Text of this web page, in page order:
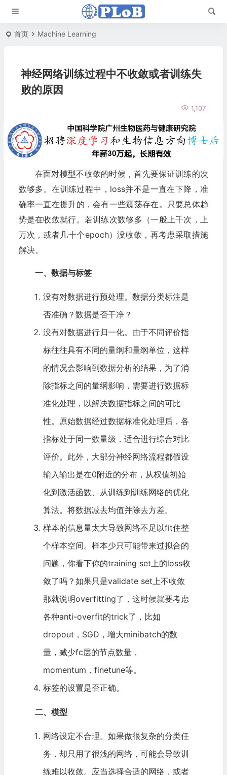
首页 Machine Learning
神经网络训练过程中不收敛或者训练失
败的原因
1,107
在面对模型不收敛的时候，首先要保证训练的次
数够多。在训练过程中，loss并不是一直在下降，准
确率一直在提升的，会有一些震荡存在。只要总体趋
势是在收敛就行。若训练次数够多（一般上千次，上
万次，或者几十个epoch）没收敛，再考虑采取措施
解决。
一、数据与标签
没有对数据进行预处理。数据分类标注是
否准确？数据是否干净？
没有对数据进行归一化。由于不同评价指
标往往具有不同的量纲和量纲单位，这样
的情况会影响到数据分析的结果，为了消
除指标之间的量纲影响，需要进行数据标
准化处理，以解决数据指标之间的可比
性。原始数据经过数据标准化处理后，各
指标处于同一数量级，适合进行综合对比
评价。此外，大部分神经网络流程都假设
输入输出是在0附近的分布，从权值初始
化到激活函数、从训练到训练网络的优化
算法。将数据减去均值并除去方差。
样本的信息量太大导致网络不足以fit住整
个样本空间。样本少只可能带来过拟合的
问题，你看下你的training set上的loss收
敛了吗？如果只是validate set上不收敛
那就说明overfitting了，这时候就要考虑
各种anti-overfit的trick了，比如
dropout，SGD，增大minibatch的数
量，减少fc层的节点数量，
momentum，finetune等。
标签的设置是否正确。
二、模型
网络设定不合理。如果做很复杂的分类任
务，却只用了很浅的网络，可能会导致训
练难以收敛。应当选择合适的网络，或者